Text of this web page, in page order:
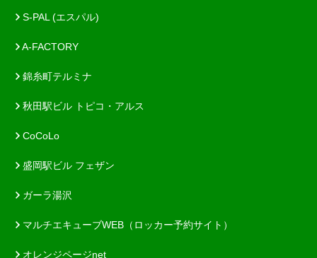
S-PAL (エスパル)
A-FACTORY
錦糸町テルミナ
秋田駅ビル トピコ・アルス
CoCoLo
盛岡駅ビル フェザン
ガーラ湯沢
マルチエキューブWEB（ロッカー予約サイト）
オレンジページnet